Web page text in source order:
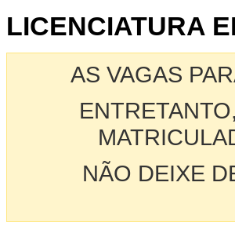
LICENCIATURA
AS VAGAS
NÃO DEIXE